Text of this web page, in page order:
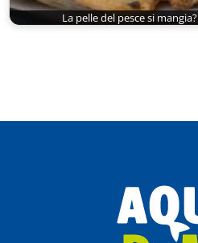
La pelle del pesce si mangia?